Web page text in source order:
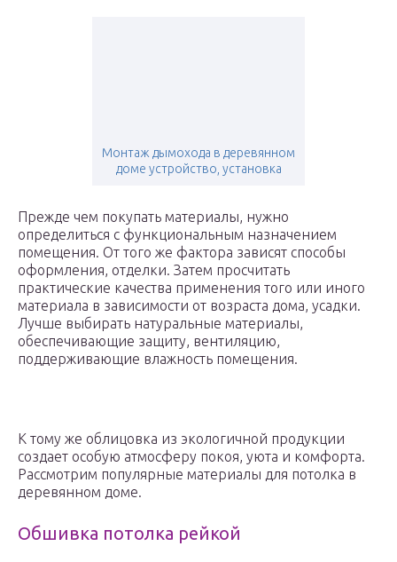
Монтаж дымохода в деревянном
доме устройство, установка
Прежде чем покупать материалы, нужно
определиться с функциональным назначением
помещения. От того же фактора зависят способы
оформления, отделки. Затем просчитать
практические качества применения того или иного
материала в зависимости от возраста дома, усадки.
Лучше выбирать натуральные материалы,
обеспечивающие защиту, вентиляцию,
поддерживающие влажность помещения.
К тому же облицовка из экологичной продукции
создает особую атмосферу покоя, уюта и комфорта.
Рассмотрим популярные материалы для потолка в
деревянном доме.
Обшивка потолка рейкой